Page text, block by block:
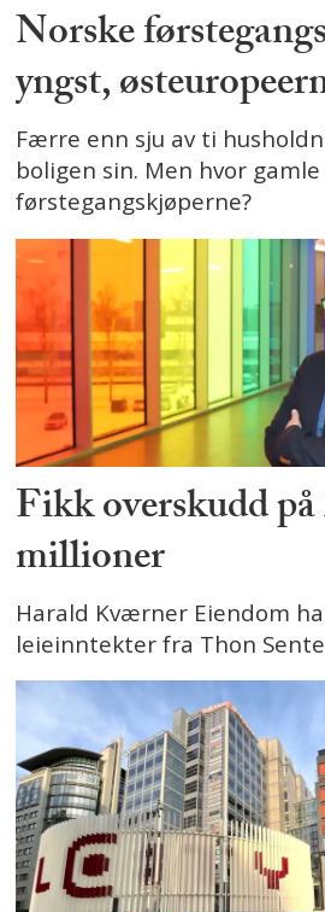
Norske
yngst,
Færre enn sju av ti
boligen sin. Men hvor gamle
førstegangskjøperne?
Fikk overskudd
millioner
Harald Kværner Eiendom
leieinntekter fra Thon